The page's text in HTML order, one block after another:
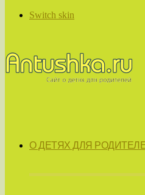
Switch skin
О ДЕТЯХ ДЛЯ